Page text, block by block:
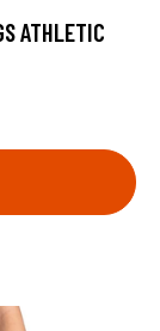
ATHLETIC